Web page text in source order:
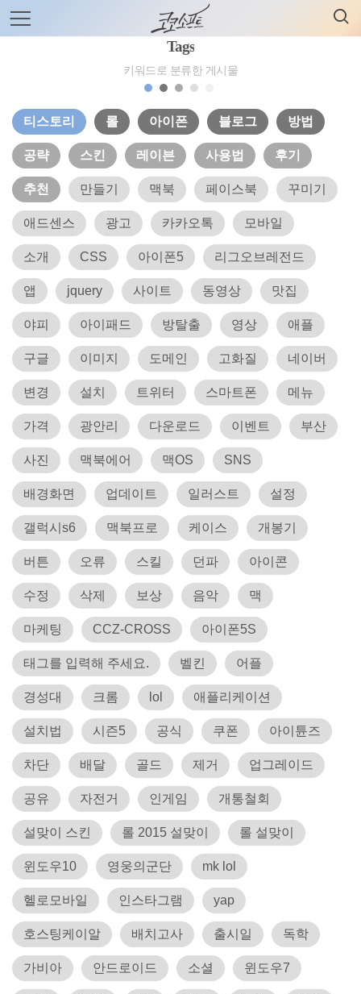
본
기
Tags
키워드로 분류한 게시물
티스토리 롤 아이폰 블로그 방법
공략 스킨 레이븐 사용법 후기
추천 만들기 맥북 페이스북 꾸미기
애드센스 광고 카카오톡 모바일
소개 CSS 아이폰5 리그오브레전드
앱 jquery 사이트 동영상 맛집
야피 아이패드 방탈출 영상 애플
구글 이미지 도메인 고화질 네이버
변경 설치 트위터 스마트폰 메뉴
가격 광안리 다운로드 이벤트 부산
사진 맥북에어 맥OS SNS
배경화면 업데이트 일러스트 설정
갤럭시s6 맥북프로 케이스 개봉기
버튼 오류 스킬 던파 아이콘
수정 삭제 보상 음악 맥
마케팅 CCZ-CROSS 아이폰5S
태그를 입력해 주세요. 벨킨 어플
경성대 크롬 lol 애플리케이션
설치법 시즌5 공식 쿠폰 아이튠즈
차단 배달 골드 제거 업그레이드
공유 자전거 인게임 개통철회
설맞이 스킨 롤 2015 설맞이 롤 설맞이
윈도우10 영웅의군단 mk lol
헬로모바일 인스타그램 yap
호스팅케이알 배치고사 출시일 독학
가비아 안드로이드 소셜 윈도우7
글쓰기
색